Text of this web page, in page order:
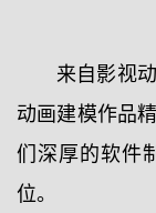
来自影视
动画建模作品
们深厚的软件
位。